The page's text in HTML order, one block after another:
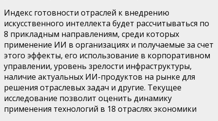
Индекс готовности отраслей к внедрению
искусственного интеллекта будет рассчитываться по
8 прикладным направлениям, среди которых
применение ИИ в организациях и получаемые за счет
этого эффекты, его использование в корпоративном
управлении, уровень зрелости инфраструктуры,
наличие актуальных ИИ-продуктов на рынке для
решения отраслевых задач и другие. Текущее
исследование позволит оценить динамику
применения технологий в 18 отраслях экономики